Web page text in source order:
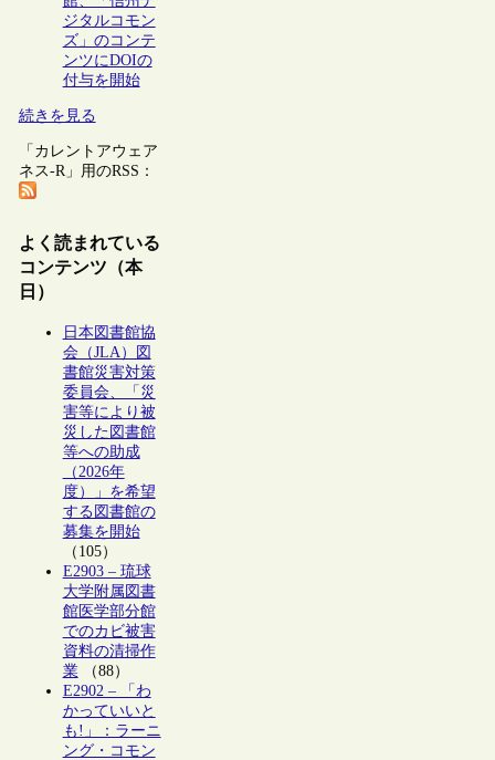
ジタルコモン
ズ」のコンテ
ンツにDOIの
付与を開始
続きを見る
「カレントアウェア
ネス-R」用のRSS：
よく読まれている
コンテンツ（本
日）
日本図書館協
会（JLA）図
書館災害対策
委員会、「災
害等により被
災した図書館
等への助成
（2026年
度）」を希望
する図書館の
募集を開始
（105）
E2903 – 琉球
大学附属図書
館医学部分館
でのカビ被害
資料の清掃作
業（88）
E2902 – 「わ
かっていいと
も!」：ラーニ
ング・コモン